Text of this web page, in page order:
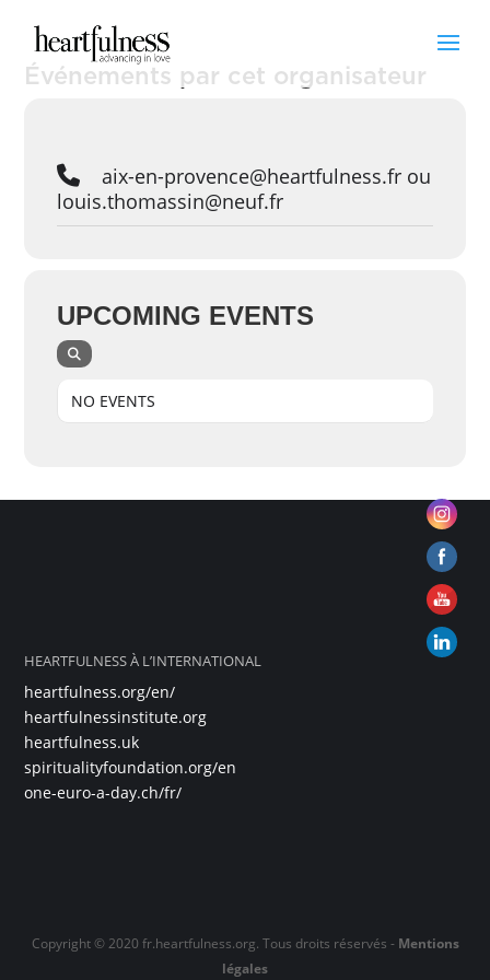
Événements par cet organisateur
aix-en-provence@heartfulness.fr ou
louis.thomassin@neuf.fr
UPCOMING EVENTS
NO EVENTS
HEARTFULNESS À L’INTERNATIONAL
heartfulness.org/en/
heartfulnessinstitute.org
heartfulness.uk
spiritualityfoundation.org/en
one-euro-a-day.ch/fr/
Copyright © 2020 fr.heartfulness.org. Tous droits réservés - Mentions
légales